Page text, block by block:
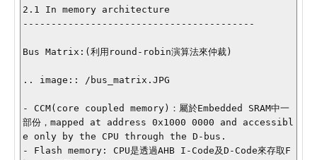
2.1 In memory architecture
-----------------------------------------
Bus Matrix:(利用round-robin演算法來仲裁)
.. image:: /bus_matrix.JPG
- CCM(core coupled memory)：屬於Embedded SRAM中一
部份，mapped at address 0x1000 0000 and accessibl
e only by the CPU through the D-bus.
- Flash memory: CPU是透過AHB I-Code及D-Code來存取F